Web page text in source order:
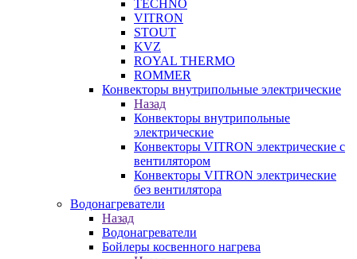
TECHNO
VITRON
STOUT
KVZ
ROYAL THERMO
ROMMER
Конвекторы внутрипольные электрические
Назад
Конвекторы внутрипольные
электрические
Конвекторы VITRON электрические с
вентилятором
Конвекторы VITRON электрические
без вентилятора
Водонагреватели
Назад
Водонагреватели
Бойлеры косвенного нагрева